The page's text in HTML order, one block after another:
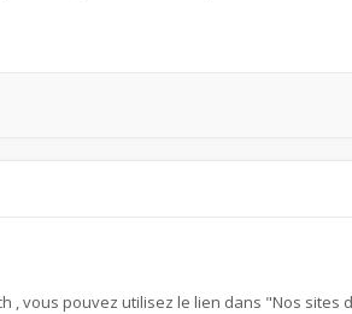
, vous pouvez utilisez le lien dans "Nos sites